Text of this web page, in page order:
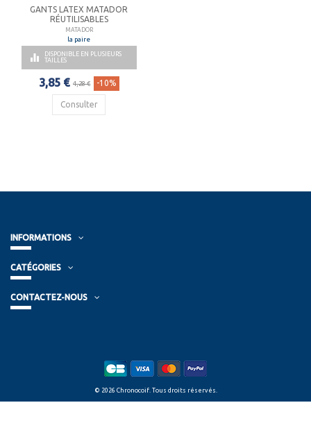
GANTS LATEX MATADOR
RÉUTILISABLES
MATADOR
la paire

DISPONIBLE EN PLUSIEURS
TAILLES
3,85 € 4,28 € -10%
Consulter
INFORMATIONS
CATÉGORIES
CONTACTEZ-NOUS
© 2026 Chronocoif. Tous droits réservés.